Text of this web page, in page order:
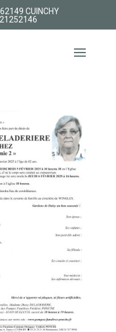
CUINCHY